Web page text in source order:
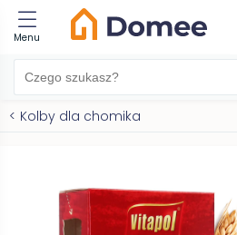
Menu
< Kolby dla chomika